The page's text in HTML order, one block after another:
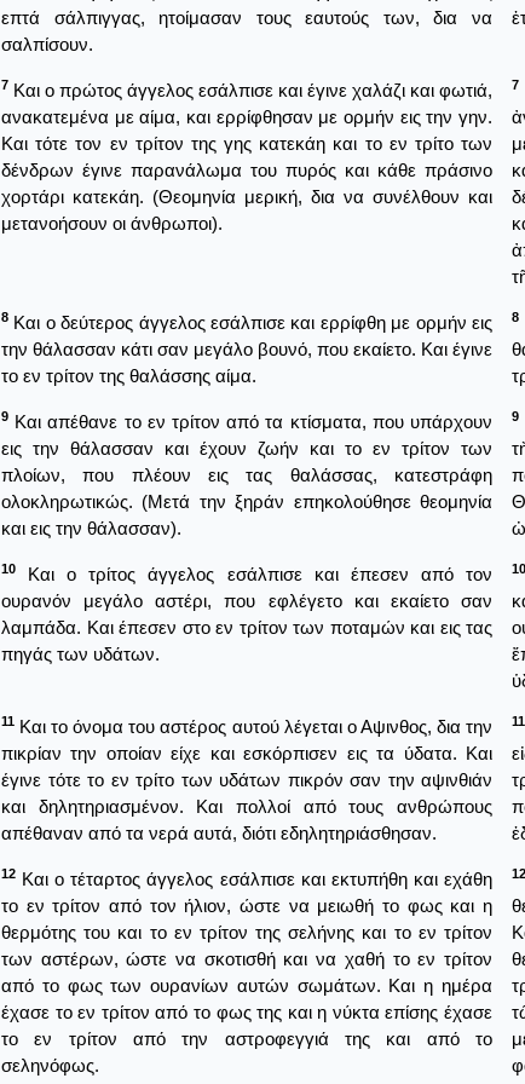
επτά σάλπιγγας, ητοίμασαν τους εαυτούς των, δια να
σαλπίσουν.
7 Και ο πρώτος άγγελος εσάλπισε και έγινε χαλάζι και φωτιά,
ανακατεμένα με αίμα, και ερρίφθησαν με ορμήν εις την γην.
Και τότε τον εν τρίτον της γης κατεκάη και το εν τρίτο των
δένδρων έγινε παρανάλωμα του πυρός και κάθε πράσινο
χορτάρι κατεκάη. (Θεομηνία μερική, δια να συνέλθουν και
μετανοήσουν οι άνθρωποι).
7
8 Και ο δεύτερος άγγελος εσάλπισε και ερρίφθη με ορμήν εις
την θάλασσαν κάτι σαν μεγάλο βουνό, που εκαίετο. Και έγινε
το εν τρίτον της θαλάσσης αίμα.
8
9 Και απέθανε το εν τρίτον από τα κτίσματα, που υπάρχουν
εις την θάλασσαν και έχουν ζωήν και το εν τρίτον των
πλοίων, που πλέουν εις τας θαλάσσας, κατεστράφη
ολοκληρωτικώς. (Μετά την ξηράν επηκολούθησε θεομηνία
και εις την θάλασσαν).
9
10
Και ο τρίτος άγγελος εσάλπισε και έπεσεν από τον
ουρανόν μεγάλο αστέρι, που εφλέγετο και εκαίετο σαν
λαμπάδα. Και έπεσεν στο εν τρίτον των ποταμών και εις τας
πηγάς των υδάτων.
10
11 Και το όνομα του αστέρος αυτού λέγεται ο Αψινθος, δια την
πικρίαν την οποίαν είχε και εσκόρπισεν εις τα ύδατα. Και
έγινε τότε το εν τρίτο των υδάτων πικρόν σαν την αψινθιάν
και δηλητηριασμένον. Και πολλοί από τους ανθρώπους
απέθαναν από τα νερά αυτά, διότι εδηλητηριάσθησαν.
11
12 Και ο τέταρτος άγγελος εσάλπισε και εκτυπήθη και εχάθη
το εν τρίτον από τον ήλιον, ώστε να μειωθή το φως και η
θερμότης του και το εν τρίτον της σελήνης και το εν τρίτον
των αστέρων, ώστε να σκοτισθή και να χαθή το εν τρίτον
από το φως των ουρανίων αυτών σωμάτων. Και η ημέρα
έχασε το εν τρίτον από το φως της και η νύκτα επίσης έχασε
το εν τρίτον από την αστροφεγγιά της και από το
σεληνόφως.
12